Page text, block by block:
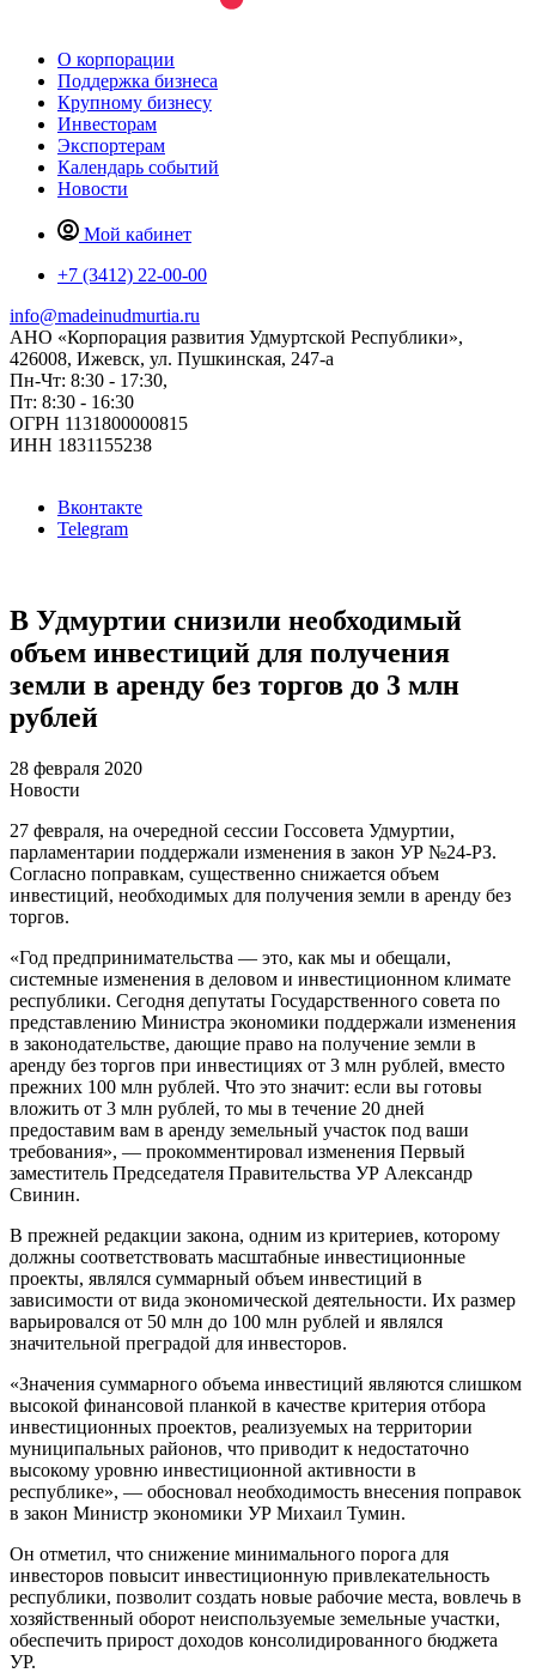
О корпорации
Поддержка бизнеса
Крупному бизнесу
Инвесторам
Экспортерам
Календарь событий
Новости
Мой кабинет
+7 (3412) 22-00-00
info@madeinudmurtia.ru
АНО «Корпорация развития Удмуртской Республики»,
426008, Ижевск, ул. Пушкинская, 247-а
Пн-Чт: 8:30 - 17:30,
Пт: 8:30 - 16:30
ОГРН 1131800000815
ИНН 1831155238
Вконтакте
Telegram
В Удмуртии снизили необходимый
объем инвестиций для получения
земли в аренду без торгов до 3 млн
рублей
28 февраля 2020
Новости
27 февраля, на очередной сессии Госсовета Удмуртии,
парламентарии поддержали изменения в закон УР №24-РЗ.
Согласно поправкам, существенно снижается объем
инвестиций, необходимых для получения земли в аренду без
торгов.
«Год предпринимательства ― это, как мы и обещали,
системные изменения в деловом и инвестиционном климате
республики. Сегодня депутаты Государственного совета по
представлению Министра экономики поддержали изменения
в законодательстве, дающие право на получение земли в
аренду без торгов при инвестициях от 3 млн рублей, вместо
прежних 100 млн рублей. Что это значит: если вы готовы
вложить от 3 млн рублей, то мы в течение 20 дней
предоставим вам в аренду земельный участок под ваши
требования», ― прокомментировал изменения Первый
заместитель Председателя Правительства УР Александр
Свинин.
В прежней редакции закона, одним из критериев, которому
должны соответствовать масштабные инвестиционные
проекты, являлся суммарный объем инвестиций в
зависимости от вида экономической деятельности. Их размер
варьировался от 50 млн до 100 млн рублей и являлся
значительной преградой для инвесторов.
«Значения суммарного объема инвестиций являются слишком
высокой финансовой планкой в качестве критерия отбора
инвестиционных проектов, реализуемых на территории
муниципальных районов, что приводит к недостаточно
высокому уровню инвестиционной активности в
республике», ― обосновал необходимость внесения поправок
в закон Министр экономики УР Михаил Тумин.
Он отметил, что снижение минимального порога для
инвесторов повысит инвестиционную привлекательность
республики, позволит создать новые рабочие места, вовлечь в
хозяйственный оборот неиспользуемые земельные участки,
обеспечить прирост доходов консолидированного бюджета
УР.